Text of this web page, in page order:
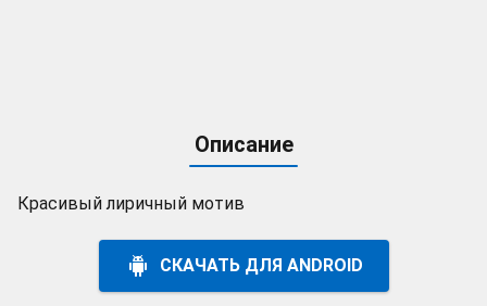
Описание
Красивый лиричный мотив
СКАЧАТЬ ДЛЯ ANDROID